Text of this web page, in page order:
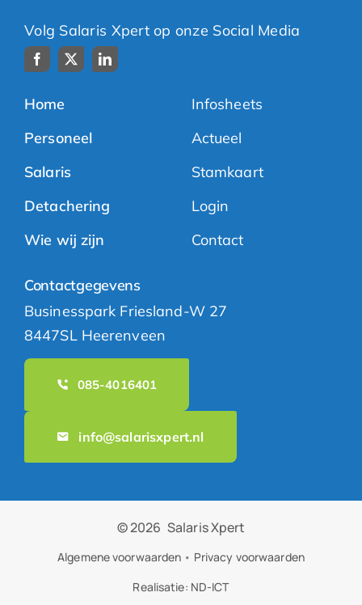
Volg Salaris Xpert op onze Social Media
Home
Personeel
Salaris
Detachering
Wie wij zijn
Infosheets
Actueel
Stamkaart
Login
Contact
Contactgegevens
Businesspark Friesland-W 27
8447SL Heerenveen
085-4016401
info@salarisxpert.nl
© 2026 Salaris Xpert
Algemene voorwaarden • Privacy voorwaarden
Realisatie: ND-ICT